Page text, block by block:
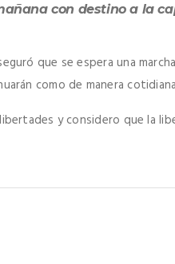
con destino a la
que se espera una
como de manera
y considero que la